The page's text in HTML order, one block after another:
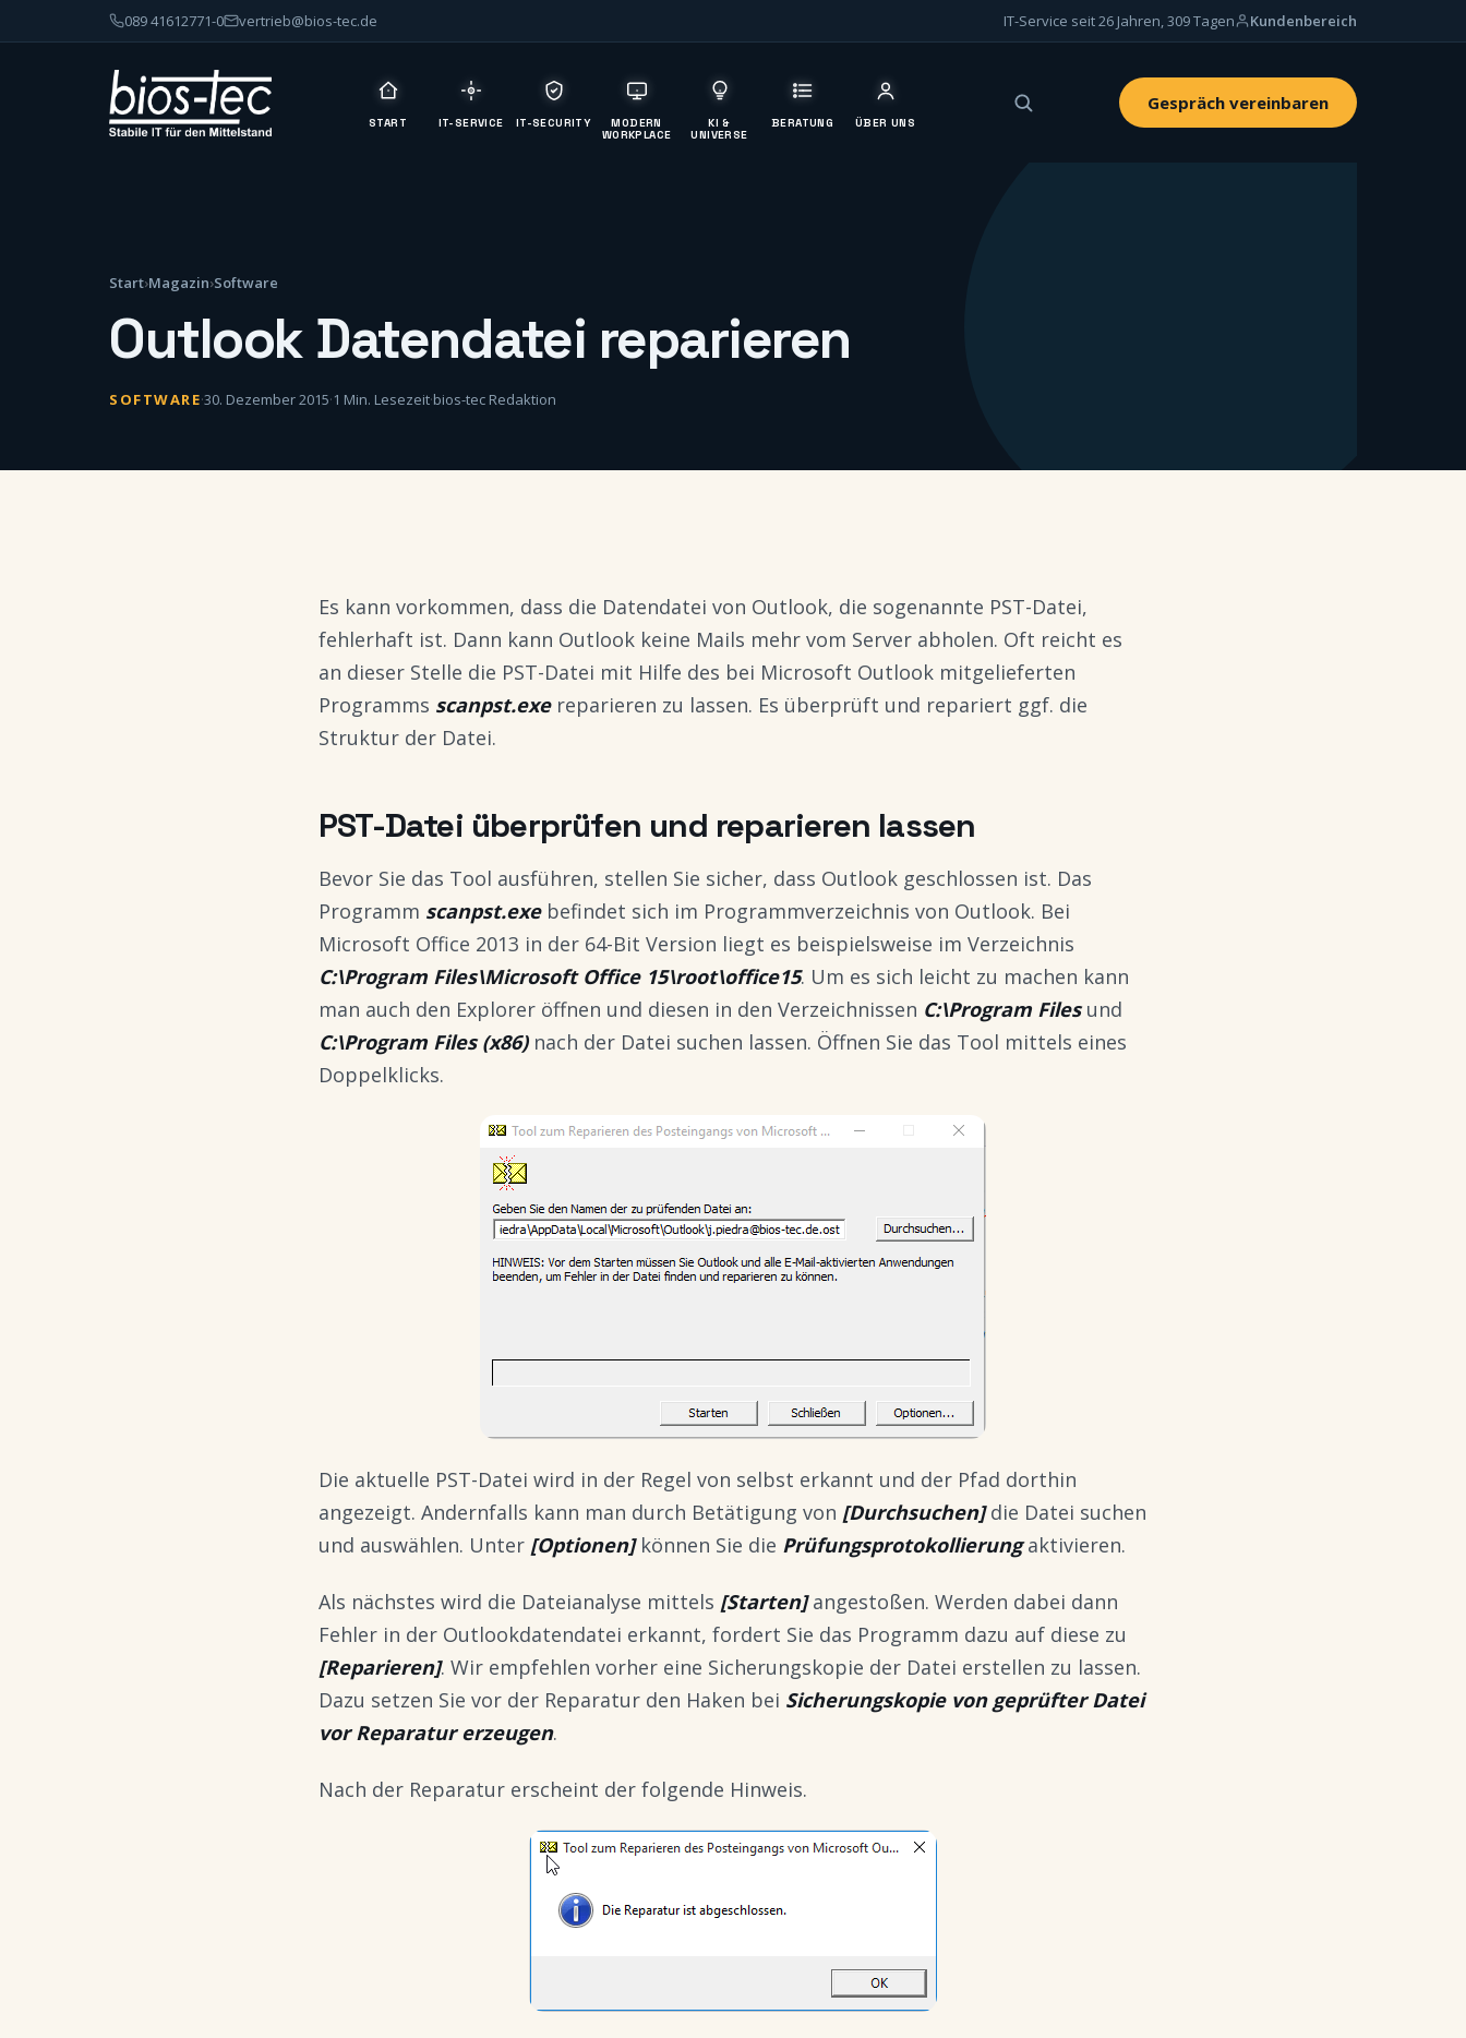
089 41612771-0 vertrieb@bios-tec.de IT-Service seit 26 Jahren, 309 Tagen Kundenbereich
START IT-SERVICE IT-SECURITY
MODERN
WORKPLACE
KI &
UNIVERSE
BERATUNG ÜBER UNS
Gespräch vereinbaren
Start›Magazin›Software
Outlook Datendatei reparieren
SOFTWARE·30. Dezember 2015·1 Min. Lesezeit·bios-tec Redaktion
Es kann vorkommen, dass die Datendatei von Outlook, die sogenannte PST-Datei,
fehlerhaft ist. Dann kann Outlook keine Mails mehr vom Server abholen. Oft reicht es
an dieser Stelle die PST-Datei mit Hilfe des bei Microsoft Outlook mitgelieferten
Programms scanpst.exereparieren zu lassen. Es überprüft und repariert ggf. die
Struktur der Datei.
PST-Datei überprüfen und reparieren lassen
Bevor Sie das Tool ausführen, stellen Sie sicher, dass Outlook geschlossen ist. Das
Programm scanpst.exebefindet sich im Programmverzeichnis von Outlook. Bei
Microsoft Office 2013 in der 64-Bit Version liegt es beispielsweise im Verzeichnis
C:\Program Files\Microsoft Office 15\root\office15. Um es sich leicht zu machen kann
man auch den Explorer öffnen und diesen in den Verzeichnissen C:\Program Filesund
C:\Program Files (x86)nach der Datei suchen lassen. Öffnen Sie das Tool mittels eines
Doppelklicks.
Die aktuelle PST-Datei wird in der Regel von selbst erkannt und der Pfad dorthin
angezeigt. Andernfalls kann man durch Betätigung von [Durchsuchen]die Datei suchen
und auswählen. Unter [Optionen]können Sie die Prüfungsprotokollierungaktivieren.
Als nächstes wird die Dateianalyse mittels [Starten]angestoßen. Werden dabei dann
Fehler in der Outlookdatendatei erkannt, fordert Sie das Programm dazu auf diese zu
[Reparieren]. Wir empfehlen vorher eine Sicherungskopie der Datei erstellen zu lassen.
Dazu setzen Sie vor der Reparatur den Haken bei Sicherungskopie von geprüfter Datei
vor Reparatur erzeugen.
Nach der Reparatur erscheint der folgende Hinweis.